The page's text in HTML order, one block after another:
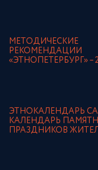
МЕТОДИЧЕСКИЕ
РЕКОМЕНДАЦИИ
«ЭТНОПЕТЕРБУРГ» –
ЭТНОКАЛЕНДАРЬ
КАЛЕНДАРЬ
ПРАЗДНИКОВ